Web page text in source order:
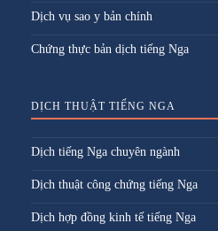
Dịch vụ sao y bản chính
Chứng thực bản dịch tiếng Nga
DỊCH THUẬT TIẾNG NGA
Dịch tiếng Nga chuyên ngành
Dịch thuật công chứng tiếng Nga
Dịch hợp đồng kinh tế tiếng Nga